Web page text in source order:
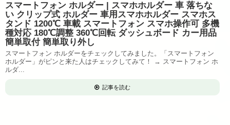
スマートフォン ホルダー | スマホホルダー 車 落ちな
い クリップ式 ホルダー 車用スマホホルダー スマホス
タンド 1200℃ 車載 スマートフォン スマホ操作可 多機
種対応 180℃調整 360℃回転 ダッシュボード カー用品
簡単取付 簡単取り外し
スマートフォン ホルダーをチェックしてみました。「スマートフォン
ホルダー」がピンと来た人はチェックしてみて！ → スマートフォン ホ
ルダ...
記事を読む